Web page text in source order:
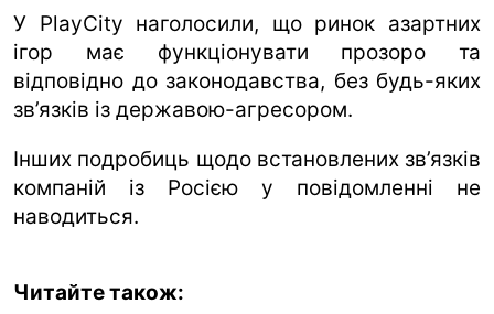
У PlayCity наголосили, що ринок азартних
ігор має функціонувати прозоро та
відповідно до законодавства, без будь-яких
зв’язків із державою-агресором.
Інших подробиць щодо встановлених зв’язків
компаній із Росією у повідомленні не
наводиться.
Читайте також: